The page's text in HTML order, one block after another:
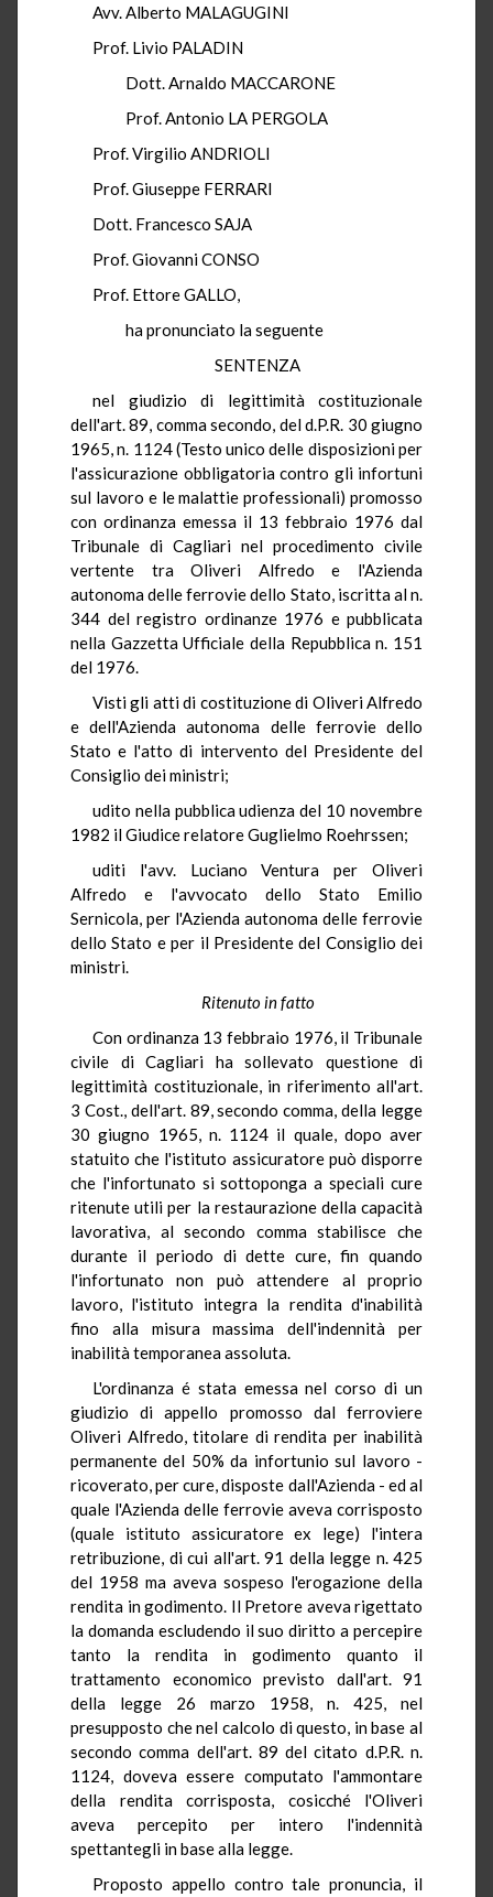
Avv. Alberto MALAGUGINI
Prof. Livio PALADIN
Dott. Arnaldo MACCARONE
Prof. Antonio LA PERGOLA
Prof. Virgilio ANDRIOLI
Prof. Giuseppe FERRARI
Dott. Francesco SAJA
Prof. Giovanni CONSO
Prof. Ettore GALLO,
ha pronunciato la seguente
SENTENZA
nel giudizio di legittimità costituzionale
dell'art. 89, comma secondo, del d.P.R. 30 giugno
1965, n. 1124 (Testo unico delle disposizioni per
l'assicurazione obbligatoria contro gli infortuni
sul lavoro e le malattie professionali) promosso
con ordinanza emessa il 13 febbraio 1976 dal
Tribunale di Cagliari nel procedimento civile
vertente tra Oliveri Alfredo e l'Azienda
autonoma delle ferrovie dello Stato, iscritta al n.
344 del registro ordinanze 1976 e pubblicata
nella Gazzetta Ufficiale della Repubblica n. 151
del 1976.
Visti gli atti di costituzione di Oliveri Alfredo
e dell'Azienda autonoma delle ferrovie dello
Stato e l'atto di intervento del Presidente del
Consiglio dei ministri;
udito nella pubblica udienza del 10 novembre
1982 il Giudice relatore Guglielmo Roehrssen;
uditi l'avv. Luciano Ventura per Oliveri
Alfredo e l'avvocato dello Stato Emilio
Sernicola, per l'Azienda autonoma delle ferrovie
dello Stato e per il Presidente del Consiglio dei
ministri.
Ritenuto in fatto
Con ordinanza 13 febbraio 1976, il Tribunale
civile di Cagliari ha sollevato questione di
legittimità costituzionale, in riferimento all'art.
3 Cost., dell'art. 89, secondo comma, della legge
30 giugno 1965, n. 1124 il quale, dopo aver
statuito che l'istituto assicuratore può disporre
che l'infortunato si sottoponga a speciali cure
ritenute utili per la restaurazione della capacità
lavorativa, al secondo comma stabilisce che
durante il periodo di dette cure, fin quando
l'infortunato non può attendere al proprio
lavoro, l'istituto integra la rendita d'inabilità
fino alla misura massima dell'indennità per
inabilità temporanea assoluta.
L'ordinanza é stata emessa nel corso di un
giudizio di appello promosso dal ferroviere
Oliveri Alfredo, titolare di rendita per inabilità
permanente del 50% da infortunio sul lavoro -
ricoverato, per cure, disposte dall'Azienda - ed al
quale l'Azienda delle ferrovie aveva corrisposto
(quale istituto assicuratore ex lege) l'intera
retribuzione, di cui all'art. 91 della legge n. 425
del 1958 ma aveva sospeso l'erogazione della
rendita in godimento. Il Pretore aveva rigettato
la domanda escludendo il suo diritto a percepire
tanto la rendita in godimento quanto il
trattamento economico previsto dall'art. 91
della legge 26 marzo 1958, n. 425, nel
presupposto che nel calcolo di questo, in base al
secondo comma dell'art. 89 del citato d.P.R. n.
1124, doveva essere computato l'ammontare
della rendita corrisposta, cosicché l'Oliveri
aveva percepito per intero l'indennità
spettantegli in base alla legge.
Proposto appello contro tale pronuncia, il